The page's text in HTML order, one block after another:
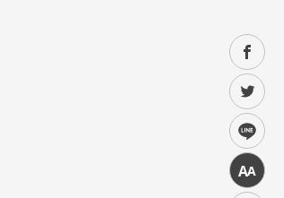
facebook
twitter
line
中